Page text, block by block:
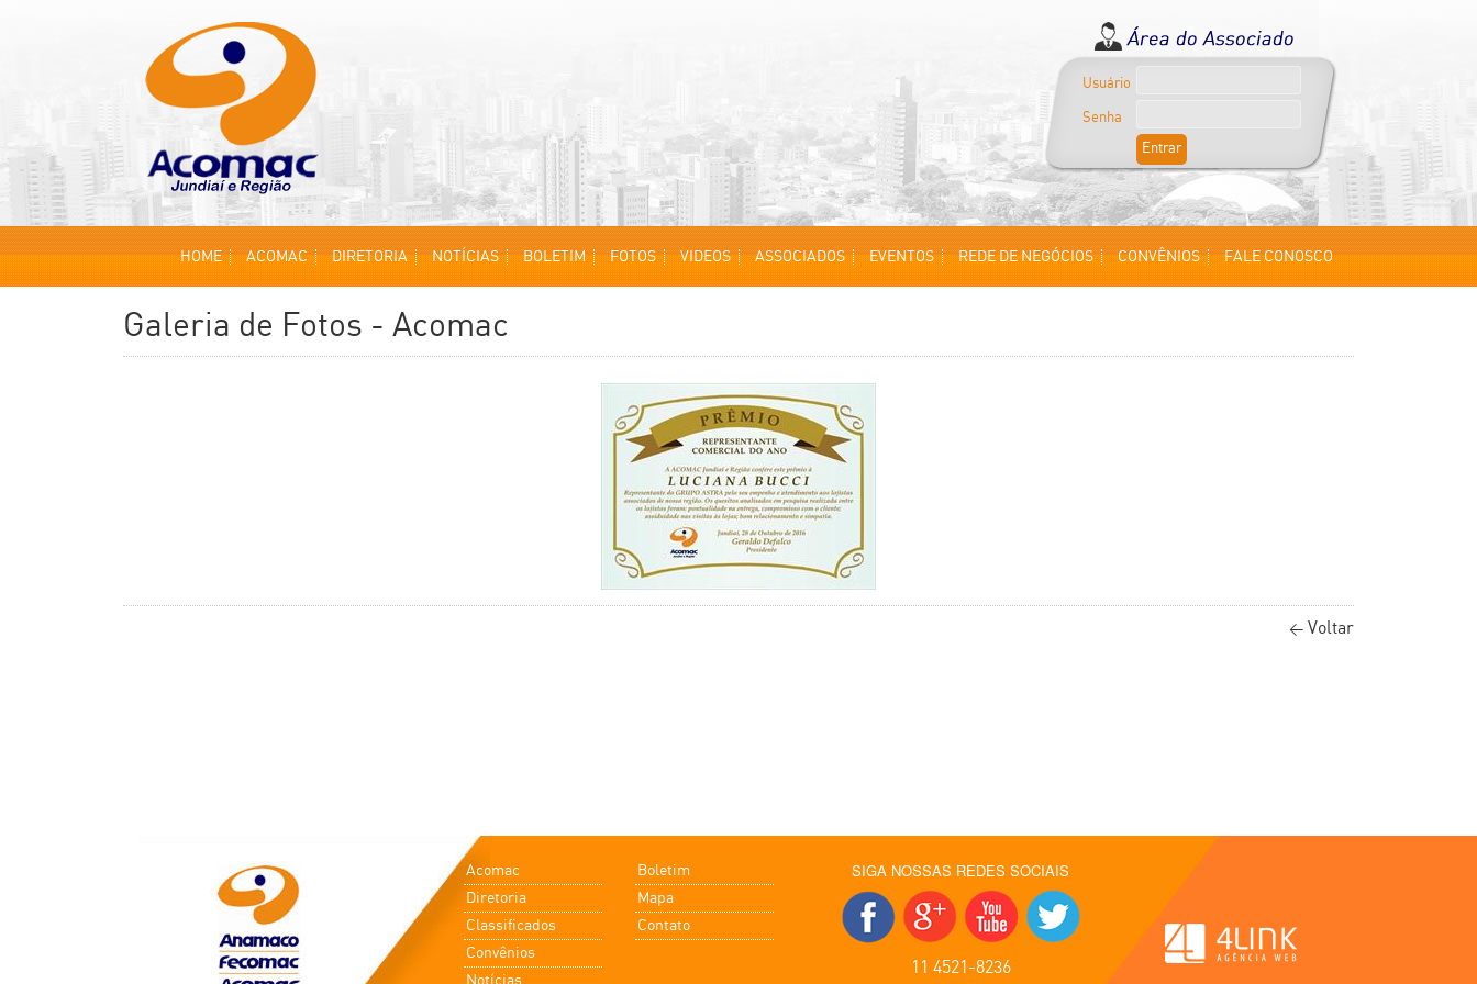
Usuário
Senha
HOME ACOMAC DIRETORIA NOTÍCIAS BOLETIM FOTOS VIDEOS ASSOCIADOS EVENTOS REDE DE NEGÓCIOS CONVÊNIOS FALE CONOSCO
Galeria de Fotos - Acomac
< Voltar
Acomac
Diretoria
Classificados
Convênios
Notícias
Boletim
Mapa
Contato
SIGA NOSSAS REDES SOCIAIS
11 4521-8236